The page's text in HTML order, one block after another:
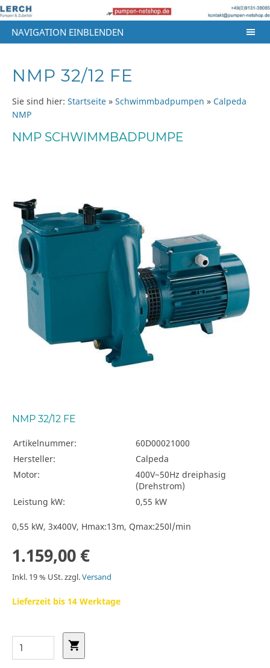
NAVIGATION EINBLENDEN
NMP 32/12 FE
Sie sind hier: Startseite » Schwimmbadpumpen » Calpeda
NMP
NMP SCHWIMMBADPUMPE
NMP 32/12 FE
Artikelnummer:
60D00021000
Hersteller:
Calpeda
Motor:
400V~50Hz dreiphasig
(Drehstrom)
Leistung kW:
0,55 kW
0,55 kW, 3x400V, Hmax:13m, Qmax:250l/min
1.159,00 €
Inkl. 19 % USt. zzgl.Versand
Lieferzeit bis 14 Werktage